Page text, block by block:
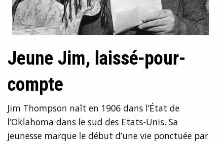
Jeune Jim, laissé-pour-
compte
Jim Thompson naît en 1906 dans l’État de
l’Oklahoma dans le sud des Etats-Unis. Sa
jeunesse marque le début d’une vie ponctuée par